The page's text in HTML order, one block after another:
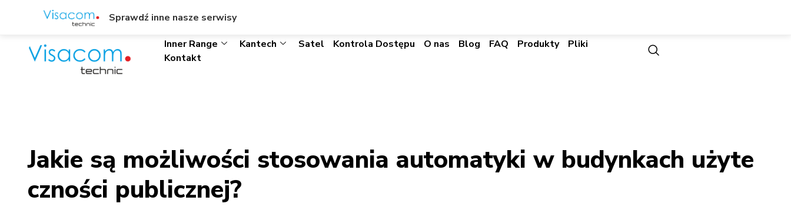
ul. Wł. Trylińskiego 8/L1, Olsztyn +48895342323
Inner Range Kantech Satel Kontrola Dostępu O nas Blog FAQ Produkty
Pliki
Kontakt
Jakie są możliwości stosowania automatyki w budynkach użyte
czności publicznej?
Sprawdź inne nasze serwisy